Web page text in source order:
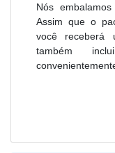
Nós
Assim que o
você receberá
também